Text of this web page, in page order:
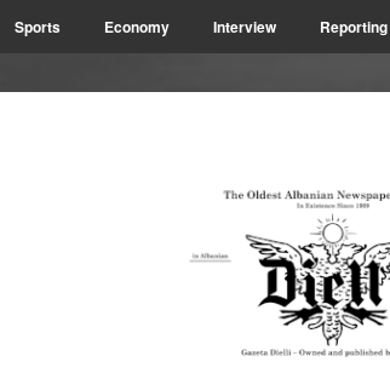
Sports Economy Interview Reporting